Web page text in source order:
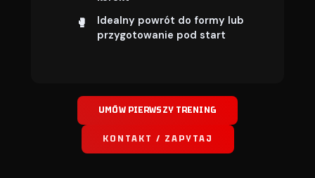
Idealny powrót do formy lub
przygotowanie pod start
UMÓW PIERWSZY TRENING
KONTAKT / ZAPYTAJ